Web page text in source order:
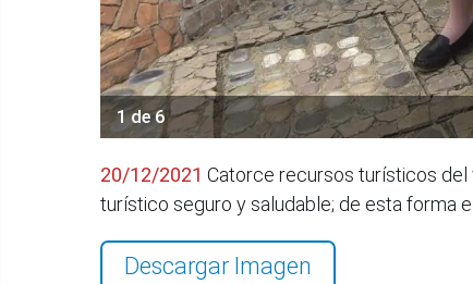
1 de 6
20/12/2021 Catorce recursos turísticos del
turístico seguro y saludable; de esta forma
Descargar Imagen